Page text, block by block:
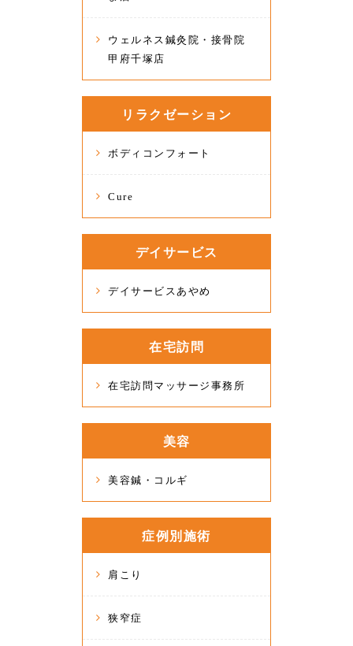
ウェルネス鍼灸院・接骨院
甲府千塚店
リラクゼーション
ボディコンフォート
Cure
デイサービス
デイサービスあやめ
在宅訪問
在宅訪問マッサージ事務所
美容
美容鍼・コルギ
症例別施術
肩こり
狭窄症